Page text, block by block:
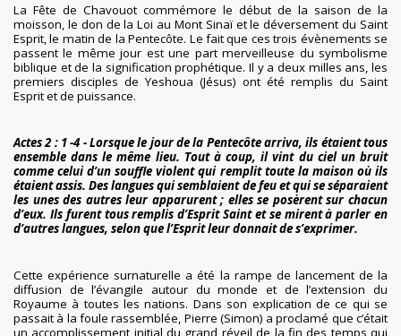
La Fête de Chavouot commémore le début de la saison de la
moisson, le don de la Loi au Mont Sinaï et le déversement du Saint
Esprit, le matin de la Pentecôte. Le fait que ces trois évènements se
passent le même jour est une part merveilleuse du symbolisme
biblique et de la signification prophétique. Il y a deux milles ans, les
premiers disciples de Yeshoua (Jésus) ont été remplis du Saint
Esprit et de puissance.
Actes 2 : 1 -4 - Lorsque le jour de la Pentecôte arriva, ils étaient tous
ensemble dans le même lieu. Tout à coup, il vint du ciel un bruit
comme celui d’un souffle violent qui remplit toute la maison où ils
étaient assis. Des langues qui semblaient de feu et qui se séparaient
les unes des autres leur apparurent ; elles se posèrent sur chacun
d’eux. Ils furent tous remplis d’Esprit Saint et se mirent à parler en
d’autres langues, selon que l’Esprit leur donnait de s’exprimer.
Cette expérience surnaturelle a été la rampe de lancement de la
diffusion de l’évangile autour du monde et de l’extension du
Royaume à toutes les nations. Dans son explication de ce qui se
passait à la foule rassemblée, Pierre (Simon) a proclamé que c’était
un accomplissement initial du grand réveil de la fin des temps qui